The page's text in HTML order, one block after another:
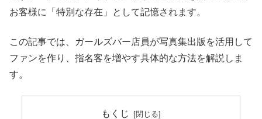
お客様に「特別な存在」として記憶されます。
この記事では、ガールズバー店員が写真集出版を活用して
ファンを作り、指名客を増やす具体的な方法を解説しま
す。
もくじ